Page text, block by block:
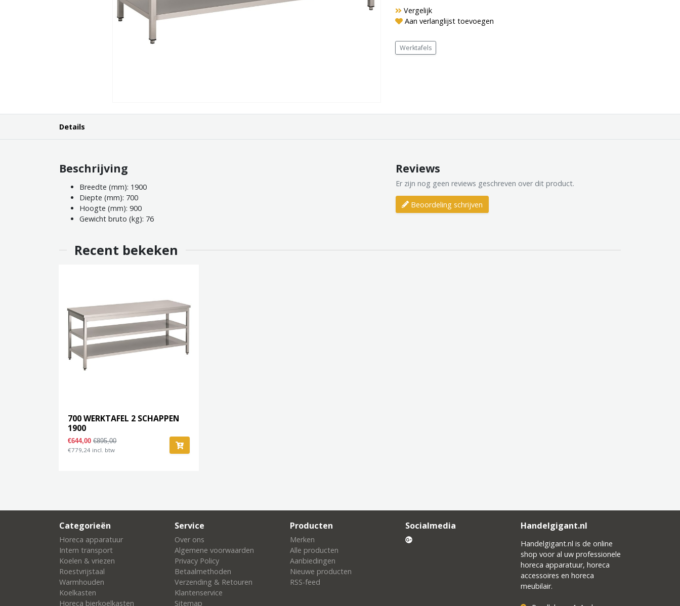
Vergelijk
Aan verlanglijst toevoegen
Werktafels
Details
Beschrijving
Breedte (mm): 1900
Diepte (mm): 700
Hoogte (mm): 900
Gewicht bruto (kg): 76
Reviews
Er zijn nog geen reviews geschreven over dit product.
Beoordeling schrijven
Recent bekeken
700 WERKTAFEL 2 SCHAPPEN
1900
€644,00€895,00
€779,24 incl. btw
Categorieën
Horeca apparatuur
Intern transport
Koelen & vriezen
Roestvrijstaal
Warmhouden
Koelkasten
Horeca bierkoelkasten
Service
Over ons
Algemene voorwaarden
Privacy Policy
Betaalmethoden
Verzending & Retouren
Klantenservice
Sitemap
Producten
Merken
Alle producten
Aanbiedingen
Nieuwe producten
RSS-feed
Socialmedia Handelgigant.nl
Handelgigant.nl is de online
shop voor al uw professionele
horeca apparatuur, horeca
accessoires en horeca
meubilair.